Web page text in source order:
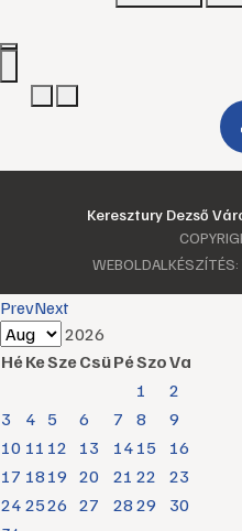
Keresztury Dezső
WEBOLDALKÉSZÍTÉS:
PrevNext
2026
HéKeSzeCsüPéSzoVa
1
2
3
4 5 6 7 8
9
10 11 12 13 14 15
16
17 18 19 20 21 22
23
24 2526 27 28 29
30